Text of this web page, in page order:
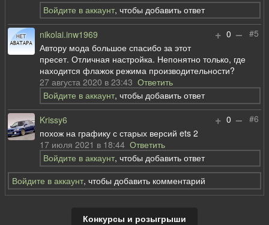
Войдите в аккаунт, чтобы добавить ответ
#5
+ 0 –
nikolai.inw1969
Автору мода большое спасибо за этот
пресет. Отличная настройка. Непонятно только, где
находится флажок режима производительности?
27 августа 2020 в 23:43Ответить
Войдите в аккаунт, чтобы добавить ответ
#6
+ 0 –
Krissy6
похож на графику с старых версий ets 2
17 июля 2021 в 18:44Ответить
Войдите в аккаунт, чтобы добавить ответ
Войдите в аккаунт, чтобы добавить комментарий
Конкурсы и розыгрыши